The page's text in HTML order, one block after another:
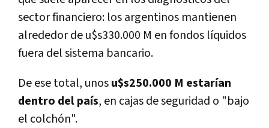
sector financiero: los argentinos mantienen
alrededor de u$s330.000 M en fondos líquidos
fuera del sistema bancario.
De ese total, unosu$s250.000 M estarían
dentro del país, en cajas de seguridad o "bajo
el colchón".